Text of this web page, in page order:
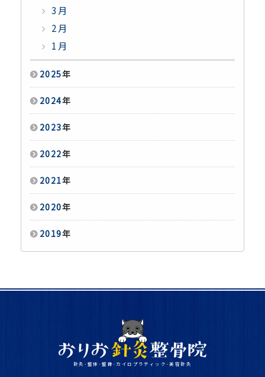
3月
2月
1月
2025年
2024年
2023年
2022年
2021年
2020年
2019年
針灸･整体･整骨･カイロプラティック･美容針灸